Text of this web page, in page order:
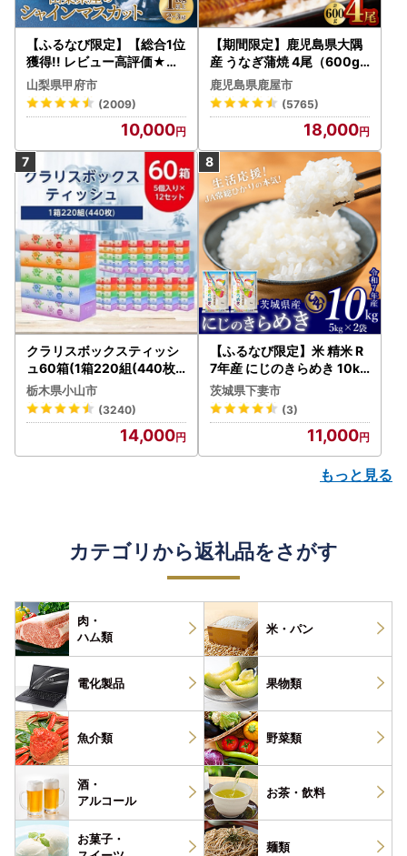
【ふるなび限定】【総合1位
獲得!! レビュー高評価★】
〈2026年度配送分〉山梨
県産 シャインマスカット 2
～3房（1.0kg以上）シャイ
ン フルーツ FN-Limited-S
P
山梨県甲府市
(2009)
10,000
【期間限定】鹿児島県大隅
産 うなぎ蒲焼 4尾（600g
） KN007-004-04-cp18
うなぎ 鰻 魚 惣菜 総菜
鹿児島県鹿屋市
(5765)
18,000
クラリスボックスティッシ
ュ60箱(1箱220組(440枚))
(5個入り×12セット)【配送
不可地域：離島・沖縄県】
【1256759】
栃木県小山市
(3240)
14,000
【ふるなび限定】米 精米 R
7年産 にじのきらめき 10kg
10月 FN-Limited-PR
茨城県下妻市
(3)
11,000
もっと見る
カテゴリから返礼品をさがす
肉・
ハム類
米・パン
電化製品 果物類
魚介類 野菜類
酒・
アルコール
お茶・ 飲料
お菓子・
麺類